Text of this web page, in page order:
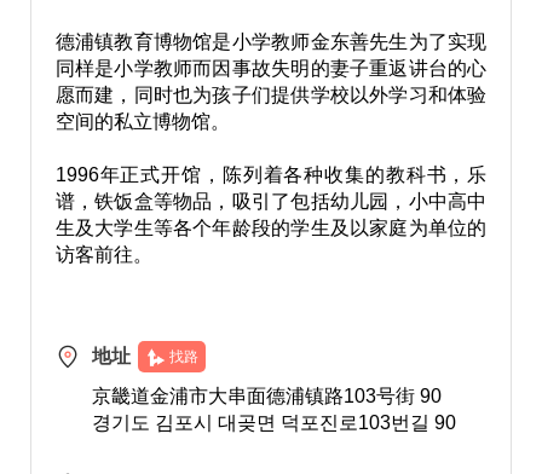
德浦镇教育博物馆是小学教师金东善先生为了实现
同样是小学教师而因事故失明的妻子重返讲台的心
愿而建，同时也为孩子们提供学校以外学习和体验
空间的私立博物馆。
1996年正式开馆，陈列着各种收集的教科书，乐
谱，铁饭盒等物品，吸引了包括幼儿园，小中高中
生及大学生等各个年龄段的学生及以家庭为单位的
访客前往。
地址 找路
京畿道金浦市大串面德浦镇路103号街 90
경기도 김포시 대곶면 덕포진로103번길 90